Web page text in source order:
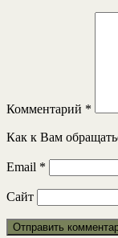
Комментарий *
Как к Вам
Email *
Сайт